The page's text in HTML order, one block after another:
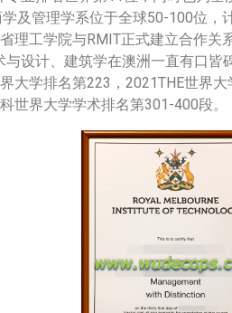
及管理学系位于全球50-100位，
理工学院与RMIT正式建立合作关
与设计、建筑学在澳洲一直有口
大学排名第223，2021THE世界
世界大学学术排名第301-400段。
联系客服办理